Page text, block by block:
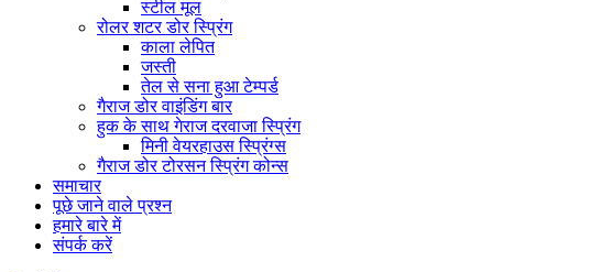
स्टील मूल
रोलर शटर डोर स्प्रिंग
काला लेपित
जस्ती
तेल से सना हुआ टेम्पर्ड
गैराज डोर वाइंडिंग बार
हुक के साथ गेराज दरवाजा स्प्रिंग
मिनी वेयरहाउस स्प्रिंग्स
गैराज डोर टोरसन स्प्रिंग कोन्स
समाचार
पूछे जाने वाले प्रश्न
हमारे बारे में
संपर्क करें